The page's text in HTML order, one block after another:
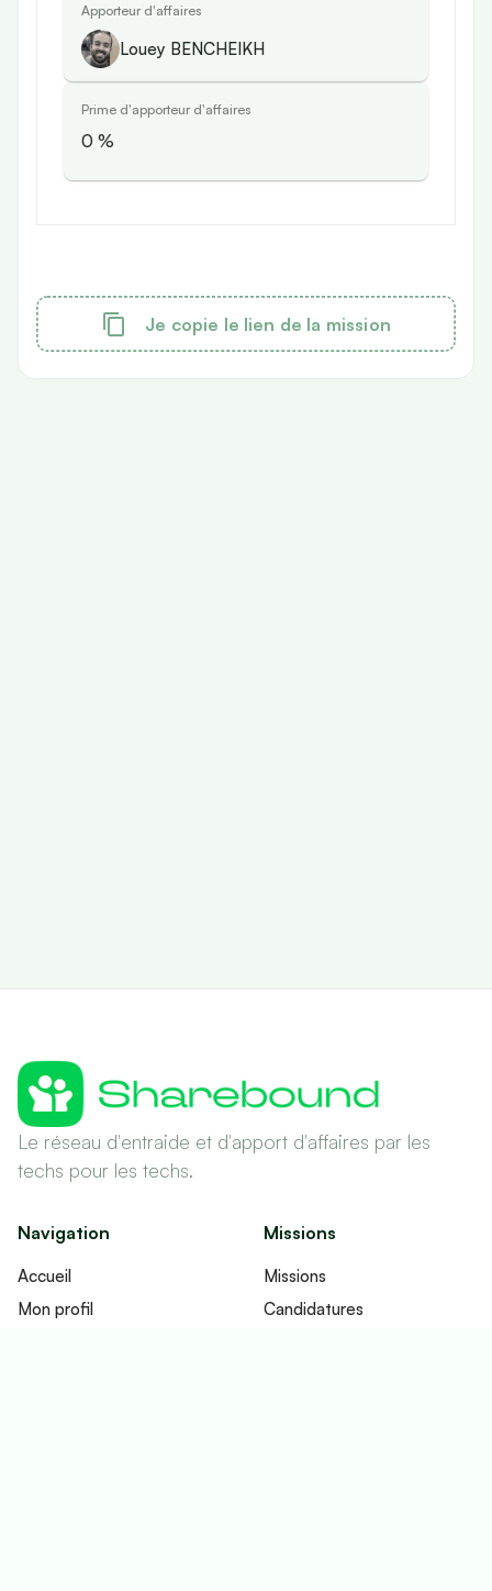
Apporteur d'affaires
Louey BENCHEIKH
Prime d'apporteur d'affaires
0 %
Je copie le lien de la mission
Le réseau d'entraide et d'apport d'affaires par les
techs pour les techs.
Navigation
Accueil
Mon profil
Missions
Missions
Candidatures